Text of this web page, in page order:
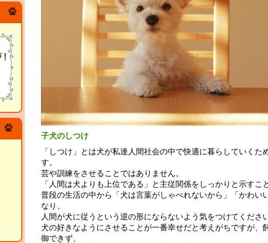
子犬のしつけ
「しつけ」とは犬が私達人間社会の中で快適に暮らしていくた
す。
芸や訓練をさせることではありません。
「人間は犬よりも上位である」と主従関係をしっかりと示すこ
普段の生活の中から「犬は言葉がしゃべれないから」「かわい
なり、
人間が犬に従うという逆の形にならないよう気をつけてください
犬の好きなようにさせることが一番幸せだと考えがちですが、
御できず、